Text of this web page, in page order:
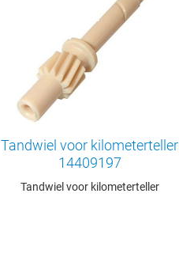
Tandwiel voor kilometerteller
14409197
Tandwiel voor kilometerteller